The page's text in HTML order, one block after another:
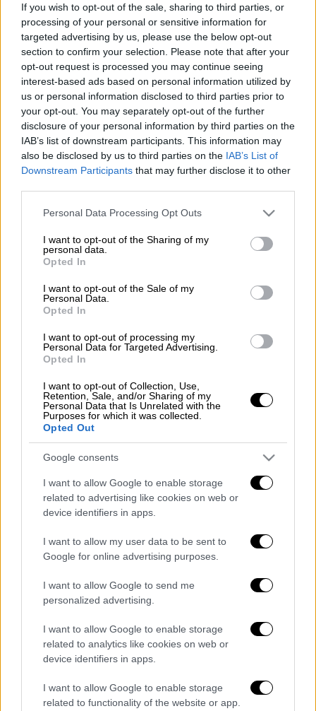
If you wish to opt-out of the sale, sharing to third parties, or
processing of your personal or sensitive information for
targeted advertising by us, please use the below opt-out
section to confirm your selection. Please note that after your
opt-out request is processed you may continue seeing
interest-based ads based on personal information utilized by
us or personal information disclosed to third parties prior to
your opt-out. You may separately opt-out of the further
disclosure of your personal information by third parties on the
IAB’s list of downstream participants. This information may
also be disclosed by us to third parties on the IAB’s List of
Downstream Participants that may further disclose it to other
Please note that this website/app uses one or more Google
not limited to your visit or usage behaviour. You may click to
grant or deny consent to Google and its third-party tags to
use your data for below specified purposes in below Google
consent section.
Personal Data Processing Opt Outs
I want to opt-out of the Sharing of my
personal data.
Opted In
I want to opt-out of the Sale of my
Personal Data.
Opted In
I want to opt-out of processing my
Personal Data for Targeted Advertising.
Opted In
I want to opt-out of Collection, Use,
Retention, Sale, and/or Sharing of my
Personal Data that Is Unrelated with the
Purposes for which it was collected.
Opted Out
Google consents
I want to allow Google to enable storage
related to advertising like cookies on web or
device identifiers in apps.
I want to allow my user data to be sent to
Google for online advertising purposes.
I want to allow Google to send me
personalized advertising.
I want to allow Google to enable storage
related to analytics like cookies on web or
device identifiers in apps.
I want to allow Google to enable storage
related to functionality of the website or app.
διάβασης στον Λαιμό Πρεσπών από την
αναπληρώτρια υπουργό εξωτερικών Σία
Αναγνωστοπούλου και τον υπουργό
Εξωτερικών της γείτονος κ. Νικολά
Δημητρόφ ο δήμαρχος Πρεσπών Παναγιώτης
Πασχαλίδης έκανε την εξής δήλωση.
«Είναι μια μεγάλη μέρα για την Πρέσπα
σήμερα: ανοίγει και πάλι μετά από 52 χρόνια
η συνοριακή διάβαση στο Λαιμό. Θέλω να
ευχαριστήσω από την καρδιά μου τον
πρωθυπουργό που υιοθέτησε την πρότασή
την διάνοιξη της συνοριακής διάβασης στα
μέτρα οικοδόμησης εμπιστοσύνης μεταξύ
των δύο χωρών, την περιφέρεια Δ.
Μακεδονίας και τον περιφερειάρχη κ. Θ.
το έργο, τον Ελληνικό Στρατό με τη
συνεργασία του οποίου έχουμε αρχίσει ήδη
συνέβαλαν στο να φτάσουμε στην σημερινή
υπογραφή και φυσικά την ηγεσία του
Υπουργείου εξωτερικών την κυρία
Αναγνωστοπούλου και τον κύριο
Από την πλευρά μας, με την στήριξη της
Περιφέρειας και την συνεργασία με το
Στρατό μας θα εκτελέσουμε άμεσα τα έργα
που απαιτούνται για την υλοποίηση της
λειτουργίας της. Ελπίζουμε και περιμένουμε
σύντομα η συμφωνία να ενσωματωθεί στο
εσωτερικό δίκαιο της χώρας μας και
αναμένουμε την ευρύτερη δυνατή συναίνεση
από τις πολιτικές δυνάμεις της χώρας μας
σε αυτό το ομόθυμο αίτημα των
Πρεσπιωτών»